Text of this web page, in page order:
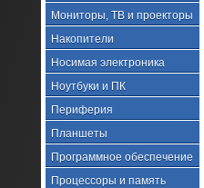
Мониторы, ТВ и проекторы
Накопители
Носимая электроника
Ноутбуки и ПК
Периферия
Планшеты
Программное обеспечение
Процессоры и память